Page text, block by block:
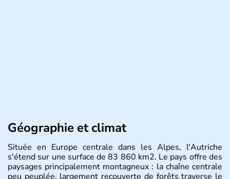
Géographie et climat
Située en Europe centrale dans les Alpes, l'Autriche
s'étend sur une surface de 83 860 km2. Le pays offre des
paysages principalement montagneux : la chaîne centrale
peu peuplée, largement recouverte de forêts traverse le